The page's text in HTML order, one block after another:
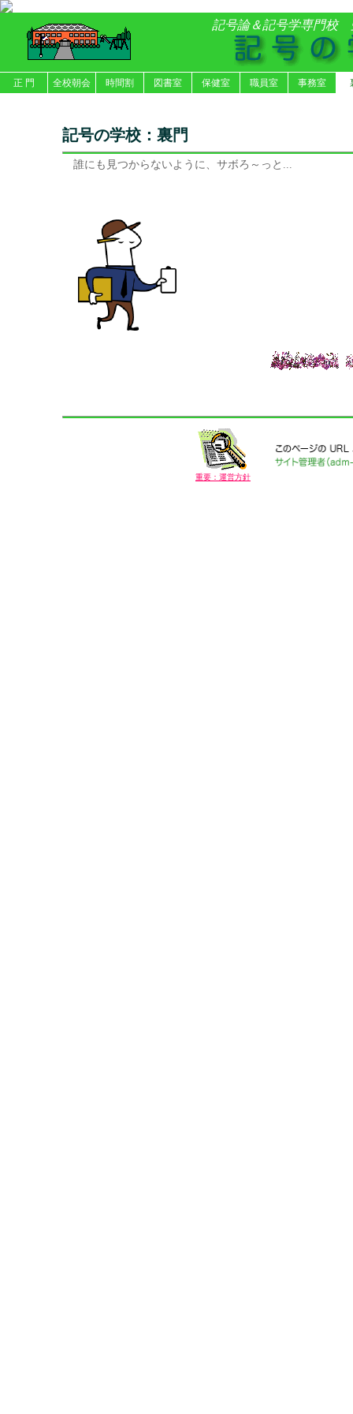
記号論＆記号学専門校
正 門 全校朝会 時間割 図書室 保健室 職員室 事務室
記号の学校：裏門
誰にも見つからないように、サボろ～っと...
重要：運営方針